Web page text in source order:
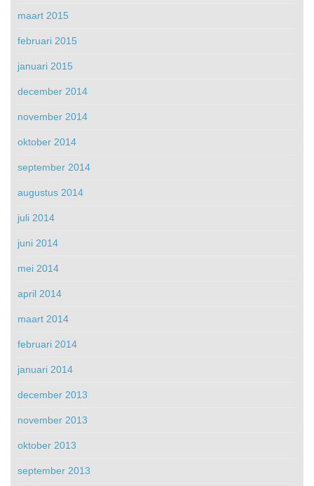
maart 2015
februari 2015
januari 2015
december 2014
november 2014
oktober 2014
september 2014
augustus 2014
juli 2014
juni 2014
mei 2014
april 2014
maart 2014
februari 2014
januari 2014
december 2013
november 2013
oktober 2013
september 2013